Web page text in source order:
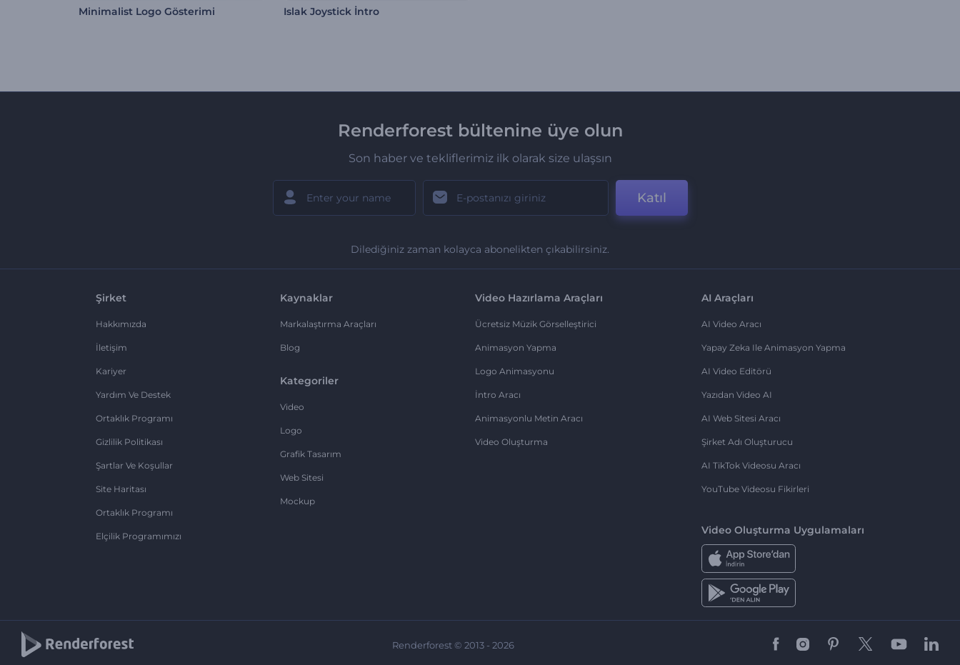
Minimalist Logo Gösterimi Islak Joystick İntro
Renderforest bültenine üye olun
Son haber ve tekliflerimiz ilk olarak size ulaşsın
Katıl
Dilediğiniz zaman kolayca abonelikten çıkabilirsiniz.
Şirket
Hakkımızda
İletişim
Kariyer
Yardım Ve Destek
Ortaklık Programı
Gizlilik Politikası
Şartlar Ve Koşullar
Site Haritası
Ortaklık Programı
Elçilik Programımızı
Kaynaklar
Markalaştırma Araçları
Blog
Kategoriler
Video
Logo
Grafik Tasarım
Web Sitesi
Mockup
Video Hazırlama Araçları
Ücretsiz Müzik Görselleştirici
Animasyon Yapma
Logo Animasyonu
İntro Aracı
Animasyonlu Metin Aracı
Video Oluşturma
AI Araçları
AI Video Aracı
Yapay Zeka Ile Animasyon Yapma
AI Video Editörü
Yazıdan Video AI
AI Web Sitesi Aracı
Şirket Adı Oluşturucu
AI TikTok Videosu Aracı
YouTube Videosu Fikirleri
Video Oluşturma Uygulamaları
Renderforest © 2013 - 2026